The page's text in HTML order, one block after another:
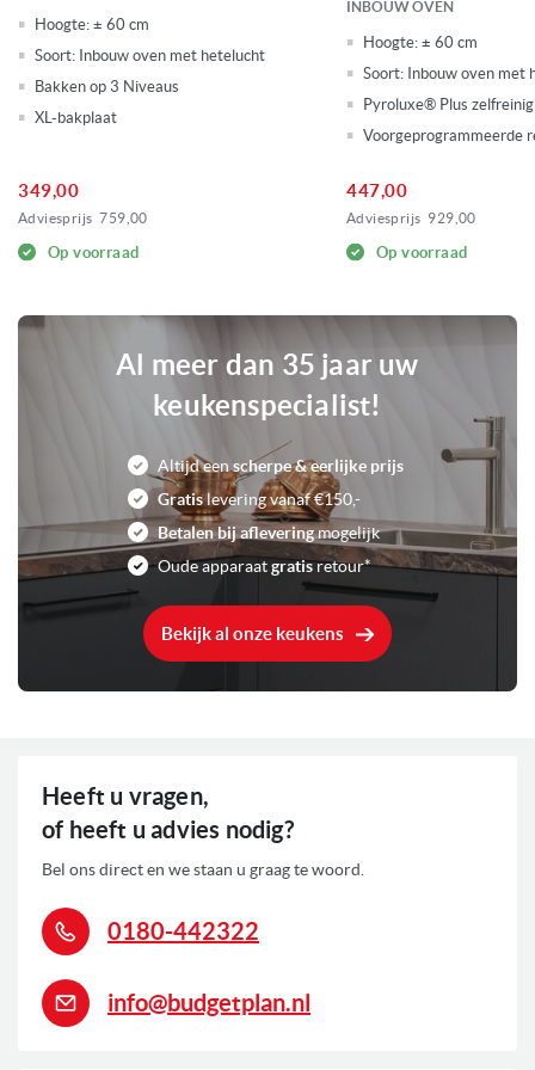
Elektronische kookwekker
Inschuifbare roosters en/of bakplaten
Boven-/en onderwarmte
Grill functie
Hetelucht functie
Softclose zelf sluitende deur
Telescopische roosters
Verlichting: Halogeen
Hoogte: ± 60 cm
Soort: Inbouw oven met hetelucht
Bakken op 3 Niveaus
XL-bakplaat
349,00
Adviesprijs 759,00
Op voorraad
INBOUW OVEN
Hoogte: ± 60 cm
Soort: Inbouw oven met
Pyroluxe® Plus
Voorgeprogrammeerde
447,00
Adviesprijs 929,00
Op voorraad
Al meer dan 35 jaar uw
keukenspecialist!
Altijd eenscherpe & eerlijke prijs
Gratislevering vanaf €150,-
Betalen bij afleveringmogelijk
Oude apparaatgratisretour*
Bekijk al onze keukens
Heeft u vragen,
of heeft u advies nodig?
Bel ons direct en we staan u graag te woord.
0180-442322
info@budgetplan.nl